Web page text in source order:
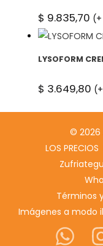
$ 9.835,70
LYSOFORM
$ 3.649,80
© 2026 .
LOS
Términos
Imágenes a modo